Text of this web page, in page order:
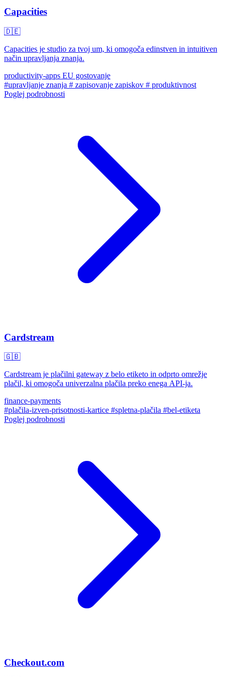
Capacities
🇩🇪
Capacities je studio za tvoj um, ki omogoča edinstven in intuitiven
način upravljanja znanja.
productivity-apps EU gostovanje
#upravljanje znanja # zapisovanje zapiskov # produktivnost
Poglej podrobnosti
Cardstream
🇬🇧
Cardstream je plačilni gateway z belo etiketo in odprto omrežje
plačil, ki omogoča univerzalna plačila preko enega API-ja.
finance-payments
#plačila-izven-prisotnosti-kartice #spletna-plačila #bel-etiketa
Poglej podrobnosti
Checkout.com